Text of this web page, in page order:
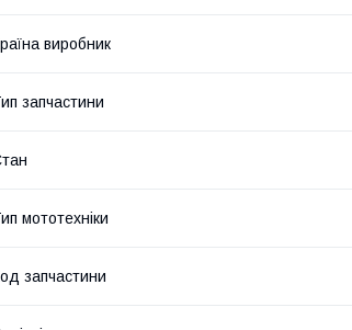
виробник
запчастини
мототехніки
запчастини